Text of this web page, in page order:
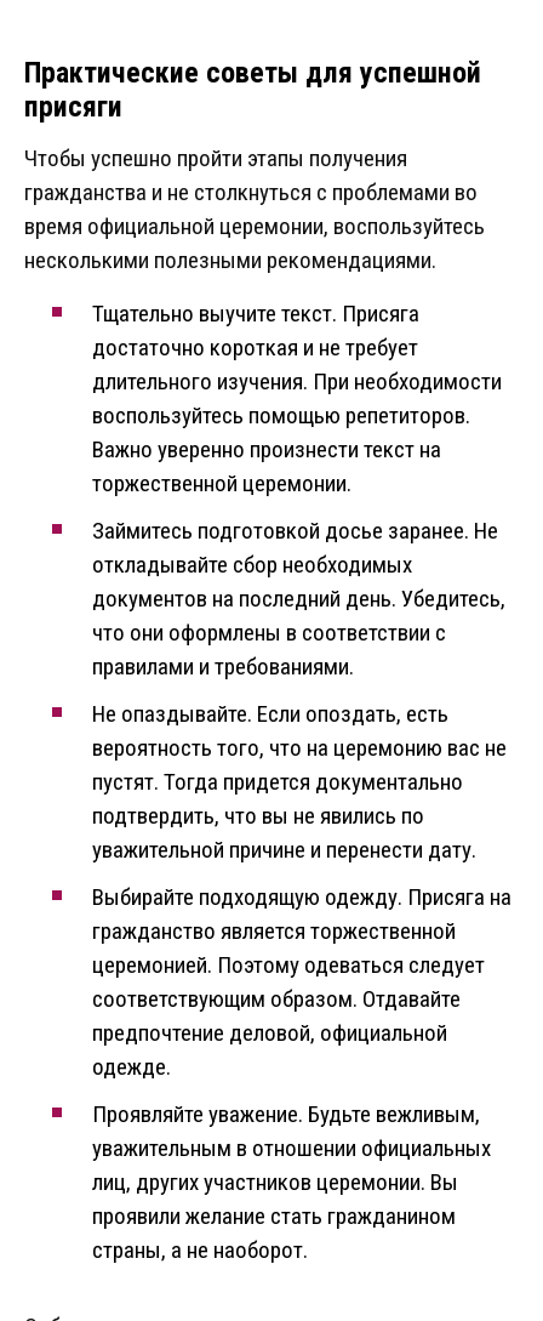
Практические советы для успешной
присяги
Чтобы успешно пройти этапы получения
гражданства и не столкнуться с проблемами во
время официальной церемонии, воспользуйтесь
несколькими полезными рекомендациями.
Тщательно выучите текст. Присяга
достаточно короткая и не требует
длительного изучения. При необходимости
воспользуйтесь помощью репетиторов.
Важно уверенно произнести текст на
торжественной церемонии.
Займитесь подготовкой досье заранее. Не
откладывайте сбор необходимых
документов на последний день. Убедитесь,
что они оформлены в соответствии с
правилами и требованиями.
Не опаздывайте. Если опоздать, есть
вероятность того, что на церемонию вас не
пустят. Тогда придется документально
подтвердить, что вы не явились по
уважительной причине и перенести дату.
Выбирайте подходящую одежду. Присяга на
гражданство является торжественной
церемонией. Поэтому одеваться следует
соответствующим образом. Отдавайте
предпочтение деловой, официальной
одежде.
Проявляйте уважение. Будьте вежливым,
уважительным в отношении официальных
лиц, других участников церемонии. Вы
проявили желание стать гражданином
страны, а не наоборот.